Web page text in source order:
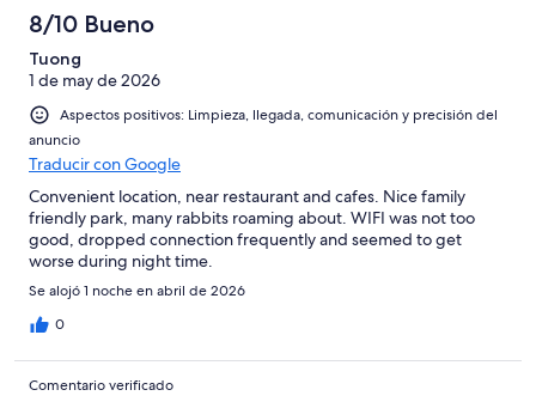
8/10 Bueno
Tuong
1 de may de 2026
Aspectos positivos: Limpieza, llegada, comunicación y precisión del
anuncio
Traducir con Google
Convenient location, near restaurant and cafes. Nice family
friendly park, many rabbits roaming about. WIFI was not too
good, dropped connection frequently and seemed to get
worse during night time.
Se alojó 1 noche en abril de 2026
0
Comentario verificado